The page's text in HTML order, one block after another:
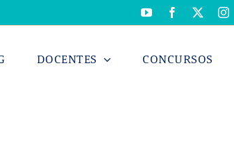
YouTubeFacebook
DOCENTES CONCURSOS